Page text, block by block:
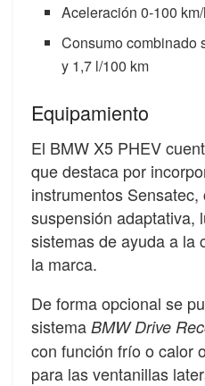
Aceleración 0-100
Consumo combinado
y 1,7 l/100 km
Equipamiento
El BMW X5 PHEV
que destaca por
instrumentos
suspensión adaptativa,
sistemas de ayuda a la
la marca.
De forma opcional se
sistema BMW Drive
con función frío o calor
para las ventanillas